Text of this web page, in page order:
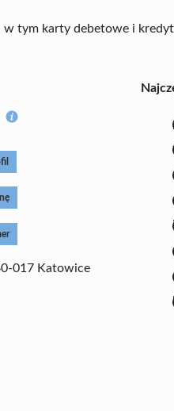
tym karty debetowe i
017 Katowice